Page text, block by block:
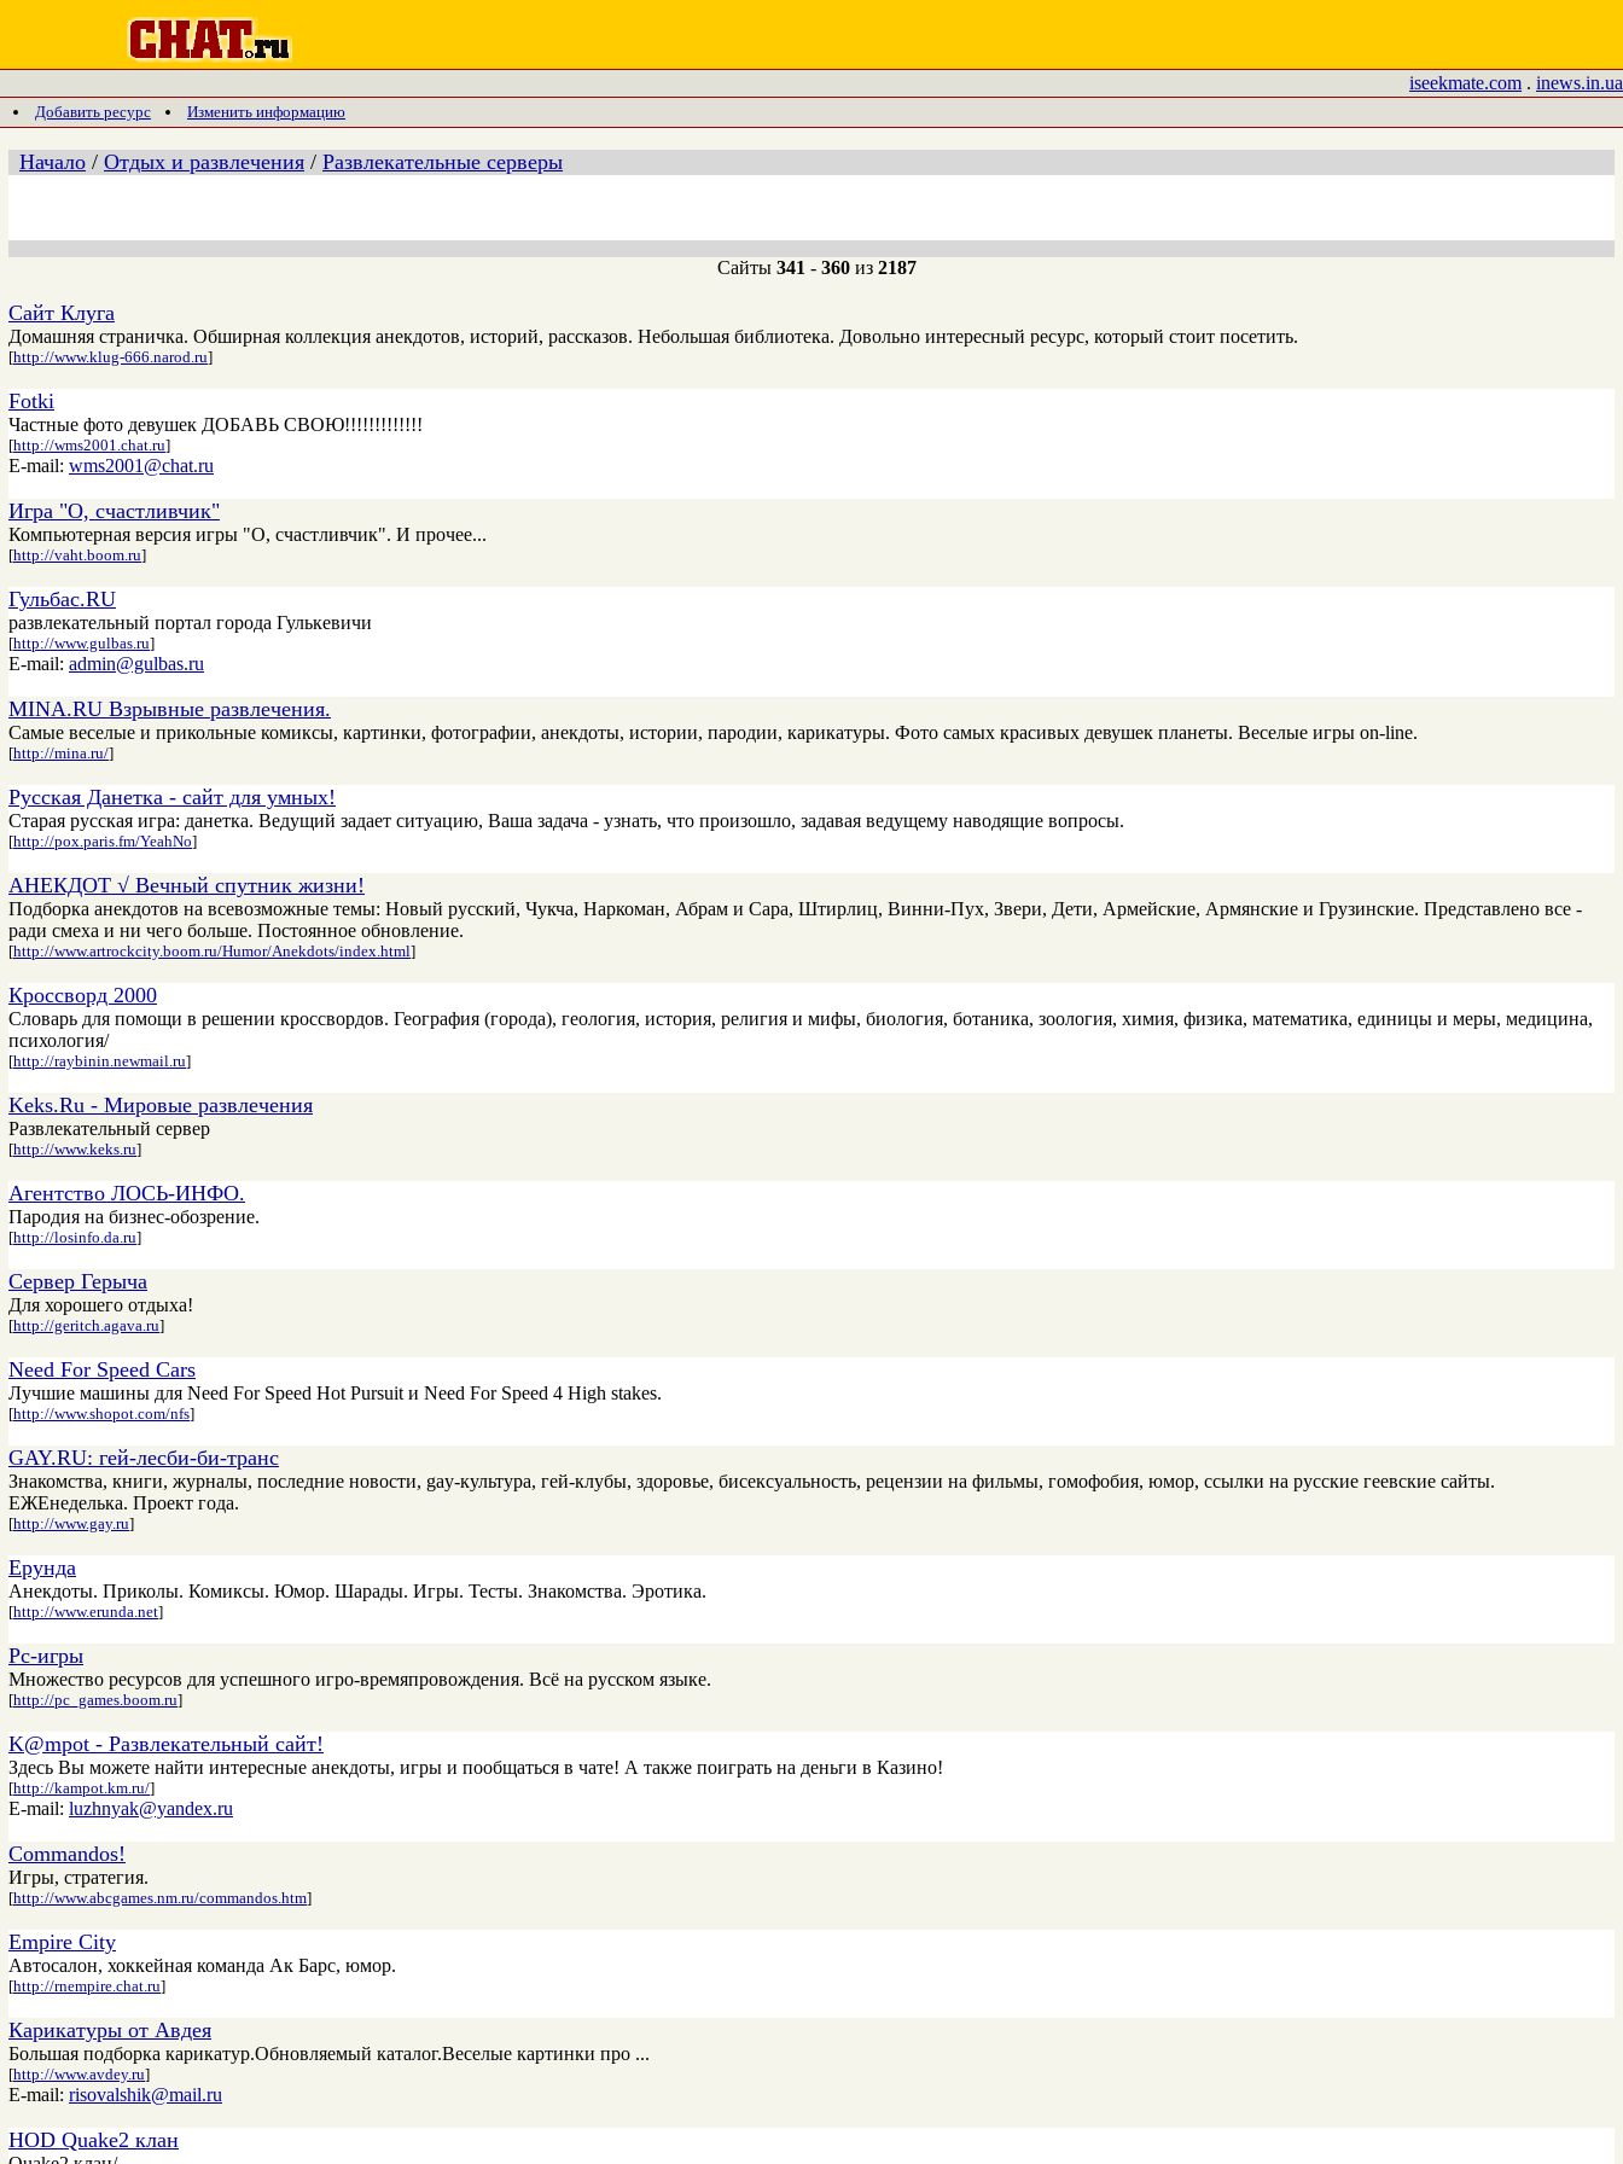
iseekmate.com . inews.in.ua
Добавить ресурс Изменить информацию
Начало / Отдых и развлечения / Развлекательные серверы
Сайты 341 - 360из 2187
Сайт Клуга
Домашняя страничка. Обширная коллекция анекдотов, историй, рассказов. Небольшая библиотека. Довольно интересный ресурс, который стоит посетить.
[http://www.klug-666.narod.ru]
Fotki
Частные фото девушек ДОБАВЬ СВОЮ!!!!!!!!!!!!!
[http://wms2001.chat.ru]
E-mail: wms2001@chat.ru
Игра "О, счастливчик"
Компьютерная версия игры "О, счастливчик". И прочее...
[http://vaht.boom.ru]
Гульбас.RU
развлекательный портал города Гулькевичи
[http://www.gulbas.ru]
E-mail: admin@gulbas.ru
MINA.RU Взрывные развлечения.
Самые веселые и прикольные комиксы, картинки, фотографии, анекдоты, истории, пародии, карикатуры. Фото самых красивых девушек планеты. Веселые игры on-line.
[http://mina.ru/]
Русская Данетка - сайт для умных!
Старая русская игра: данетка. Ведущий задает ситуацию, Ваша задача - узнать, что произошло, задавая ведущему наводящие вопросы.
[http://pox.paris.fm/YeahNo]
АНЕКДОТ √ Вечный спутник жизни!
Подборка анекдотов на всевозможные темы: Новый русский, Чукча, Наркоман, Абрам и Сара, Штирлиц, Винни-Пух, Звери, Дети, Армейские, Армянские и Грузинские. Представлено все -
ради смеха и ни чего больше. Постоянное обновление.
[http://www.artrockcity.boom.ru/Humor/Anekdots/index.html]
Кроссворд 2000
Словарь для помощи в решении кроссвордов. География (города), геология, история, религия и мифы, биология, ботаника, зоология, химия, физика, математика, единицы и меры, медицина,
психология/
[http://raybinin.newmail.ru]
Keks.Ru - Мировые развлечения
Развлекательный сервер
[http://www.keks.ru]
Агентство ЛОСЬ-ИНФО.
Пародия на бизнес-обозрение.
[http://losinfo.da.ru]
Сервер Герыча
Для хорошего отдыха!
[http://geritch.agava.ru]
Need For Speed Cars
Лучшие машины для Need For Speed Hot Pursuit и Need For Speed 4 High stakes.
[http://www.shopot.com/nfs]
GAY.RU: гей-лесби-би-транс
Знакомства, книги, журналы, последние новости, gay-культура, гей-клубы, здоровье, бисексуальность, рецензии на фильмы, гомофобия, юмор, ссылки на русские геевские сайты.
ЕЖЕнеделька. Проект года.
[http://www.gay.ru]
Ерунда
Анекдоты. Приколы. Комиксы. Юмор. Шарады. Игры. Тесты. Знакомства. Эротика.
[http://www.erunda.net]
Рс-игры
Множество ресурсов для успешного игро-времяпровождения. Всё на русском языке.
[http://pc_games.boom.ru]
K@mpot - Развлекательный сайт!
Здесь Вы можете найти интересные анекдоты, игры и пообщаться в чате! А также поиграть на деньги в Казино!
[http://kampot.km.ru/]
E-mail: luzhnyak@yandex.ru
Commandos!
Игры, стратегия.
[http://www.abcgames.nm.ru/commandos.htm]
Empire City
Автосалон, хоккейная команда Ак Барс, юмор.
[http://rnempire.chat.ru]
Карикатуры от Авдея
Большая подборка карикатур.Обновляемый каталог.Веселые картинки про ...
[http://www.avdey.ru]
E-mail: risovalshik@mail.ru
HOD Quake2 клан